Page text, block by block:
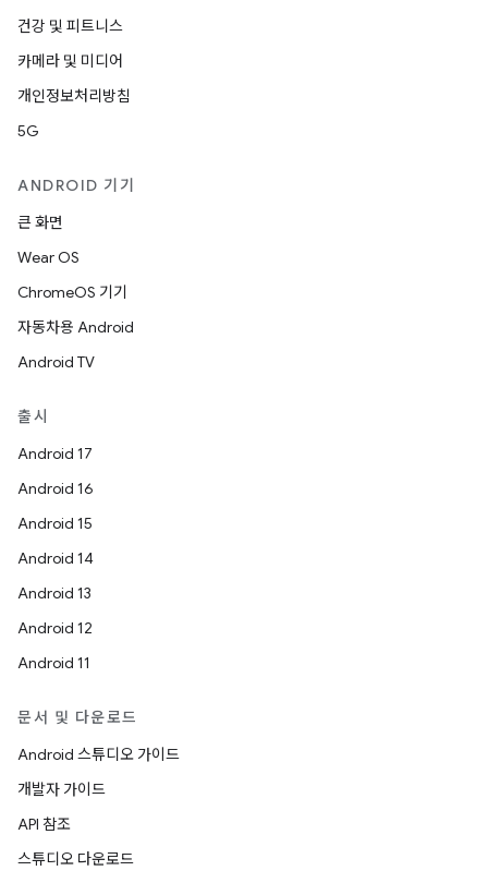
건강 및 피트니스
카메라 및 미디어
개인정보처리방침
5G
ANDROID 기기
큰 화면
Wear OS
ChromeOS 기기
자동차용 Android
Android TV
출시
Android 17
Android 16
Android 15
Android 14
Android 13
Android 12
Android 11
문서 및 다운로드
Android 스튜디오 가이드
개발자 가이드
API 참조
스튜디오 다운로드